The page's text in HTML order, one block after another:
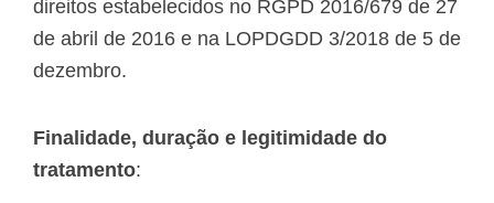
direitos estabelecidos no RGPD 2016/679 de 27
de abril de 2016 e na LOPDGDD 3/2018 de 5 de
dezembro.
Finalidade, duração e legitimidade do
tratamento: